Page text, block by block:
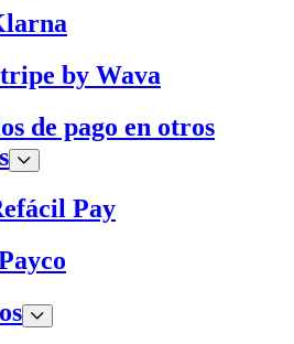
by Wava
de pago en otros
Pay